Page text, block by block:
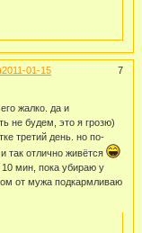
7
2011-01-15
жалко. да и
не будем, это я грозю)
третий день. но по-
так отлично живётся
мин, пока убираю у
от мужа подкармливаю